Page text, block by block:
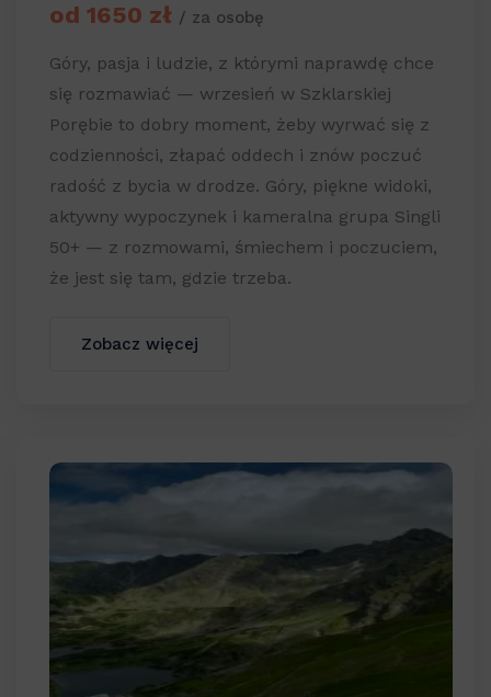
od 1650 zł / za osobę
Góry, pasja i ludzie, z którymi naprawdę chce
się rozmawiać — wrzesień w Szklarskiej
Porębie to dobry moment, żeby wyrwać się z
codzienności, złapać oddech i znów poczuć
radość z bycia w drodze. Góry, piękne widoki,
aktywny wypoczynek i kameralna grupa Singli
50+ — z rozmowami, śmiechem i poczuciem,
że jest się tam, gdzie trzeba.
Zobacz więcej